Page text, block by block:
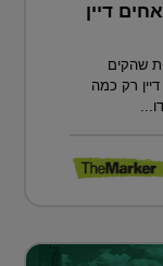
דיין
שהקים
האחים דיין רק כמה